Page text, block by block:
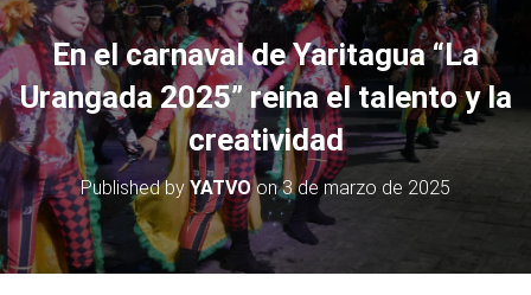
En el carnaval de Yaritagua “La
Urangada 2025” reina el talento y la
creatividad
Published byYATVOon3 de marzo de 2025